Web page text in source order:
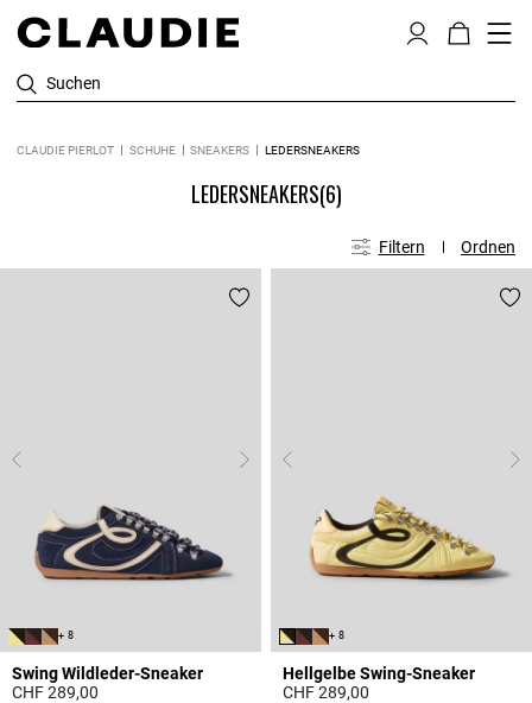
Suchen
CLAUDIE PIERLOT SCHUHE SNEAKERS LEDERSNEAKERS
LEDERSNEAKERS(6)
Filtern Ordnen
+ 8
Swing Wildleder-Sneaker
CHF 289,00
+ 8
Hellgelbe Swing-Sneaker
CHF 289,00